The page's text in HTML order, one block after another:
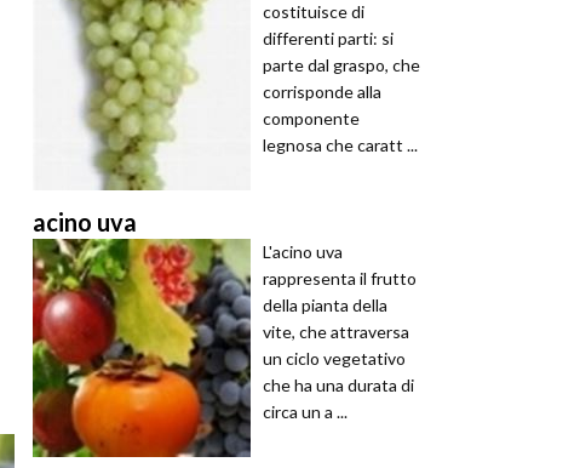
costituisce di
differenti parti: si
parte dal graspo, che
corrisponde alla
componente
legnosa che caratt ...
acino uva
L'acino uva
rappresenta il frutto
della pianta della
vite, che attraversa
un ciclo vegetativo
che ha una durata di
circa un a ...